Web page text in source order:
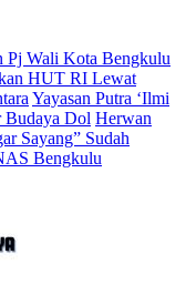
Pj Wali Kota Bengkulu
HUT RI Lewat
Yayasan Putra ‘Ilmi
Budaya Dol Herwan
Sayang” Sudah
Bengkulu